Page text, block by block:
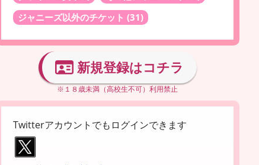
ジャニーズ以外のチケット (31)
新規登録はコチラ
※１８歳未満（高校生不可）利用禁止
Twitterアカウントでもログインできます